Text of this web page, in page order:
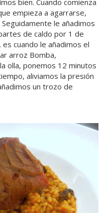
bien. Cuando comienza
empieza a agarrarse,
le añadimos
de caldo por 1 de
cuando le añadimos el
arroz Bomba,
olla, ponemos 12 minutos
aliviamos la presión
un trozo de